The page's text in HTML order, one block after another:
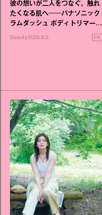
彼の想いが二人をつなぐ。触れ
たくなる肌へ──パナソニック
ラムダッシュ ボディトリマーが
Beauty2026.8.5 PR